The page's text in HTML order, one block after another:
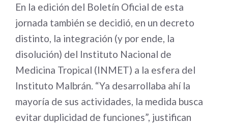
En la edición del Boletín Oficial de esta
jornada también se decidió, en un decreto
distinto, la integración (y por ende, la
disolución) del Instituto Nacional de
Medicina Tropical (INMET) a la esfera del
Instituto Malbrán. “Ya desarrollaba ahí la
mayoría de sus actividades, la medida busca
evitar duplicidad de funciones”, justifican